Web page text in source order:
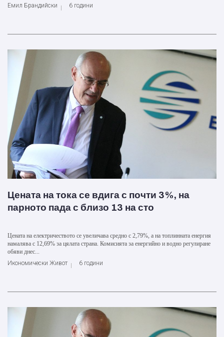
Емил Брандийски
6 години
Цената на тока се вдига с почти 3%, на
парното пада с близо 13 на сто
Цената на електричеството се увеличава средно с 2,79%, а на топлинната енергия
намалява с 12,69% за цялата страна. Комисията за енергийно и водно регулиране
обяви днес...
Икономически Живот
6 години